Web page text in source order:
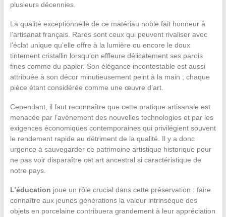
plusieurs décennies.
La qualité exceptionnelle de ce matériau noble fait honneur à
l’artisanat français. Rares sont ceux qui peuvent rivaliser avec
l’éclat unique qu’elle offre à la lumière ou encore le doux
tintement cristallin lorsqu’on effleure délicatement ses parois
fines comme du papier. Son élégance incontestable est aussi
attribuée à son décor minutieusement peint à la main ; chaque
pièce étant considérée comme une œuvre d’art.
Cependant, il faut reconnaître que cette pratique artisanale est
menacée par l’avènement des nouvelles technologies et par les
exigences économiques contemporaines qui privilégient souvent
le rendement rapide au détriment de la qualité. Il y a donc
urgence à sauvegarder ce patrimoine artistique historique pour
ne pas voir disparaître cet art ancestral si caractéristique de
notre pays.
L’éducation joue un rôle crucial dans cette préservation : faire
connaître aux jeunes générations la valeur intrinsèque des
objets en porcelaine contribuera grandement à leur appréciation